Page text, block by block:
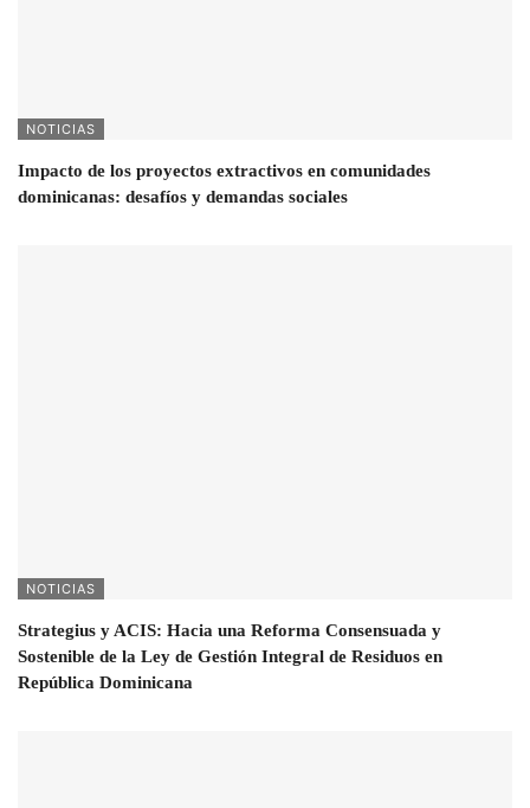
NOTICIAS
Impacto de los proyectos extractivos en comunidades
dominicanas: desafíos y demandas sociales
NOTICIAS
Strategius y ACIS: Hacia una Reforma Consensuada y
Sostenible de la Ley de Gestión Integral de Residuos en
República Dominicana